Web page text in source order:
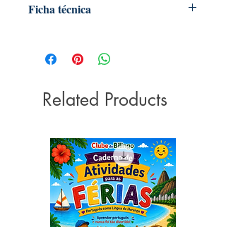
Ficha técnica
Editora ‏ : ‎ Ática; 1ª edição (3
dezembro 2019)
Capa comum ‏ : ‎ 128 páginas
ISBN-13 ‏ : ‎ 978-8508074839
Dimensões ‏ : ‎ 23.8 x 19.6 x 1 cm
Related Products